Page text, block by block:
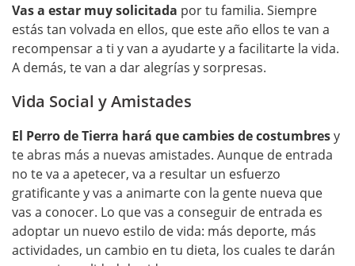
Vas a estar muy solicitada por tu familia. Siempre
estás tan volvada en ellos, que este año ellos te van a
recompensar a ti y van a ayudarte y a facilitarte la vida.
A demás, te van a dar alegrías y sorpresas.
Vida Social y Amistades
El Perro de Tierra hará que cambies de costumbresy
te abras más a nuevas amistades. Aunque de entrada
no te va a apetecer, va a resultar un esfuerzo
gratificante y vas a animarte con la gente nueva que
vas a conocer. Lo que vas a conseguir de entrada es
adoptar un nuevo estilo de vida: más deporte, más
actividades, un cambio en tu dieta, los cuales te darán